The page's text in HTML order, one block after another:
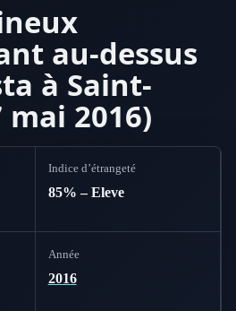
au-dessus
à Saint-
mai 2016)
Indice d’étrangeté
85% – Eleve
Année
2016